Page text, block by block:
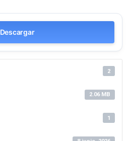
Descargar
2
2.06 MB
1